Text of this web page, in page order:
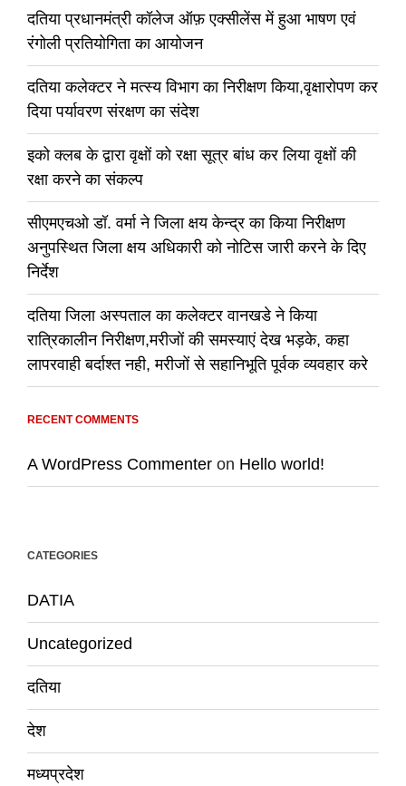
दतिया प्रधानमंत्री कॉलेज ऑफ़ एक्सीलेंस में हुआ भाषण एवं
रंगोली प्रतियोगिता का आयोजन
दतिया कलेक्टर ने मत्स्य विभाग का निरीक्षण किया,वृक्षारोपण कर
दिया पर्यावरण संरक्षण का संदेश
इको क्लब के द्वारा वृक्षों को रक्षा सूत्र बांध कर लिया वृक्षों की
रक्षा करने का संकल्प
सीएमएचओ डॉ. वर्मा ने जिला क्षय केन्द्र का किया निरीक्षण
अनुपस्थित जिला क्षय अधिकारी को नोटिस जारी करने के दिए
निर्देश
दतिया जिला अस्पताल का कलेक्टर वानखडे ने किया
रात्रिकालीन निरीक्षण,मरीजों की समस्याएं देख भड़के, कहा
लापरवाही बर्दाश्त नही, मरीजों से सहानिभूति पूर्वक व्यवहार करे
RECENT COMMENTS
A WordPress Commenter on Hello world!
CATEGORIES
DATIA
Uncategorized
दतिया
देश
मध्यप्रदेश